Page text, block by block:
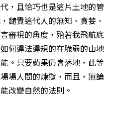
，且恰巧也是這片土地的管
譴責這代人的無知、貪婪、
審視的角度，殆若我飛航底
何違法違規的在脆弱的山地
。只要蘋果仍會落地，此等
場人間的煉獄，而且，無論
改變自然的法則。